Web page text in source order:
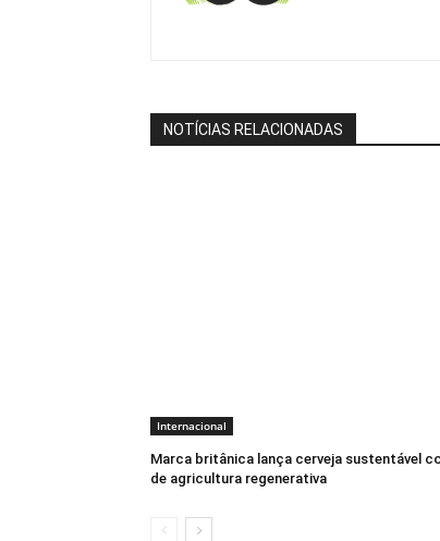
NOTÍCIAS RELACIONADAS
Internacional
Marca britânica lança cerveja sustentável
de agricultura regenerativa